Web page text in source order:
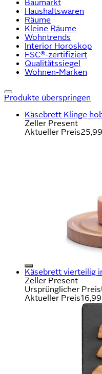
Baumarkt
Haushaltswaren
Räume
Kleine Räume
Wohntrends
Interior Horoskop
FSC®-zertifiziert
Qualitätssiegel
Wohnen-Marken
Produkte überspringen
Käsebrett Klinge
Zeller Present
Aktueller Preis
Käsebrett vierteilig
Zeller Present
Ursprünglicher Preis
Aktueller Preis